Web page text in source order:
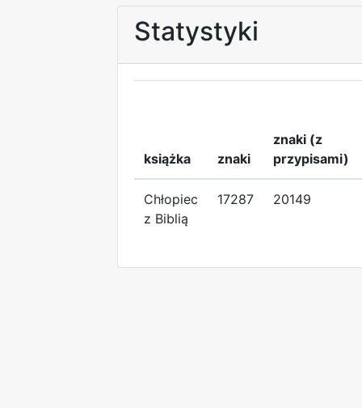
Statystyki
książka znaki
znaki (z
przypisami)
Chłopiec
z Biblią
17287 20149